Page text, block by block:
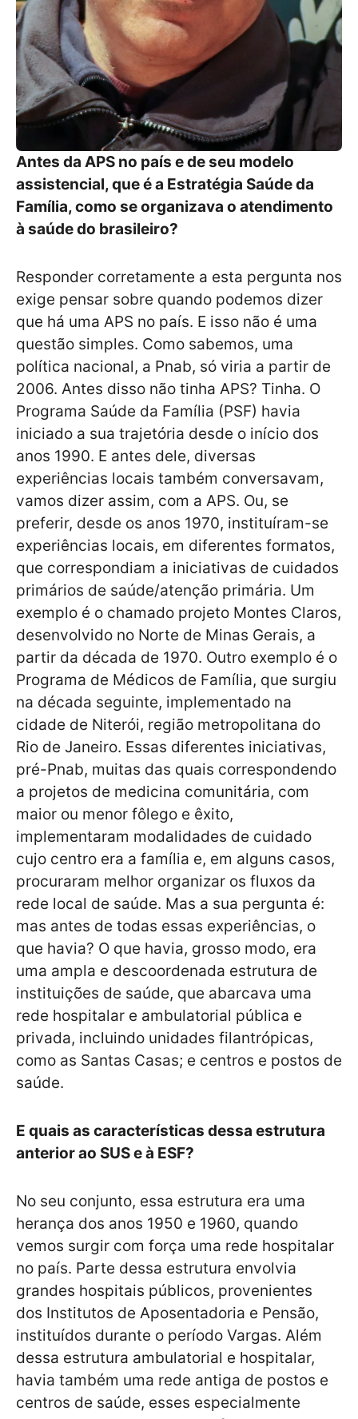
Antes da APS no país e de seu modelo
assistencial, que é a Estratégia Saúde da
Família, como se organizava o atendimento
à saúde do brasileiro?
Responder corretamente a esta pergunta nos
exige pensar sobre quando podemos dizer
que há uma APS no país. E isso não é uma
questão simples. Como sabemos, uma
política nacional, a Pnab, só viria a partir de
2006. Antes disso não tinha APS? Tinha. O
Programa Saúde da Família (PSF) havia
iniciado a sua trajetória desde o início dos
anos 1990. E antes dele, diversas
experiências locais também conversavam,
vamos dizer assim, com a APS. Ou, se
preferir, desde os anos 1970, instituíram-se
experiências locais, em diferentes formatos,
que correspondiam a iniciativas de cuidados
primários de saúde/atenção primária. Um
exemplo é o chamado projeto Montes Claros,
desenvolvido no Norte de Minas Gerais, a
partir da década de 1970. Outro exemplo é o
Programa de Médicos de Família, que surgiu
na década seguinte, implementado na
cidade de Niterói, região metropolitana do
Rio de Janeiro. Essas diferentes iniciativas,
pré-Pnab, muitas das quais correspondendo
a projetos de medicina comunitária, com
maior ou menor fôlego e êxito,
implementaram modalidades de cuidado
cujo centro era a família e, em alguns casos,
procuraram melhor organizar os fluxos da
rede local de saúde. Mas a sua pergunta é:
mas antes de todas essas experiências, o
que havia? O que havia, grosso modo, era
uma ampla e descoordenada estrutura de
instituições de saúde, que abarcava uma
rede hospitalar e ambulatorial pública e
privada, incluindo unidades filantrópicas,
como as Santas Casas; e centros e postos de
saúde.
E quais as características dessa estrutura
anterior ao SUS e à ESF?
No seu conjunto, essa estrutura era uma
herança dos anos 1950 e 1960, quando
vemos surgir com força uma rede hospitalar
no país. Parte dessa estrutura envolvia
grandes hospitais públicos, provenientes
dos Institutos de Aposentadoria e Pensão,
instituídos durante o período Vargas. Além
dessa estrutura ambulatorial e hospitalar,
havia também uma rede antiga de postos e
centros de saúde, esses especialmente